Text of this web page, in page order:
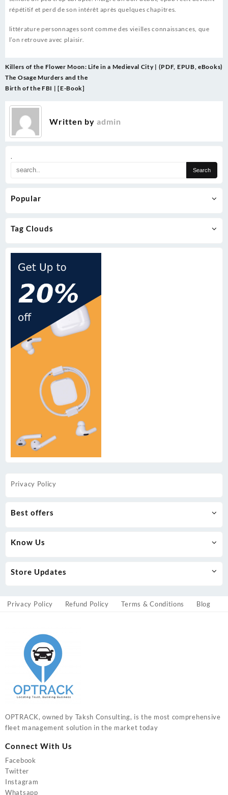
.
Popular
Tag Clouds
répétitif et perd de son intérêt après quelques chapitres.
littérature personnages sont comme des vieilles connaissances, que
l’on retrouve avec plaisir.
Post
navigation
Killers of the Flower Moon:
The Osage Murders and the
Birth of the FBI | [E-Book]
Life in a Medieval City | (PDF, EPUB, eBooks)
Written by admin
Privacy Policy
Best offers
Know Us
Store Updates
Privacy Policy Refund Policy Terms & Conditions Blog
OPTRACK, owned by Taksh Consulting, is the most comprehensive
fleet management solution in the market today
Connect With Us
Facebook
Twitter
Instagram
Whatsapp